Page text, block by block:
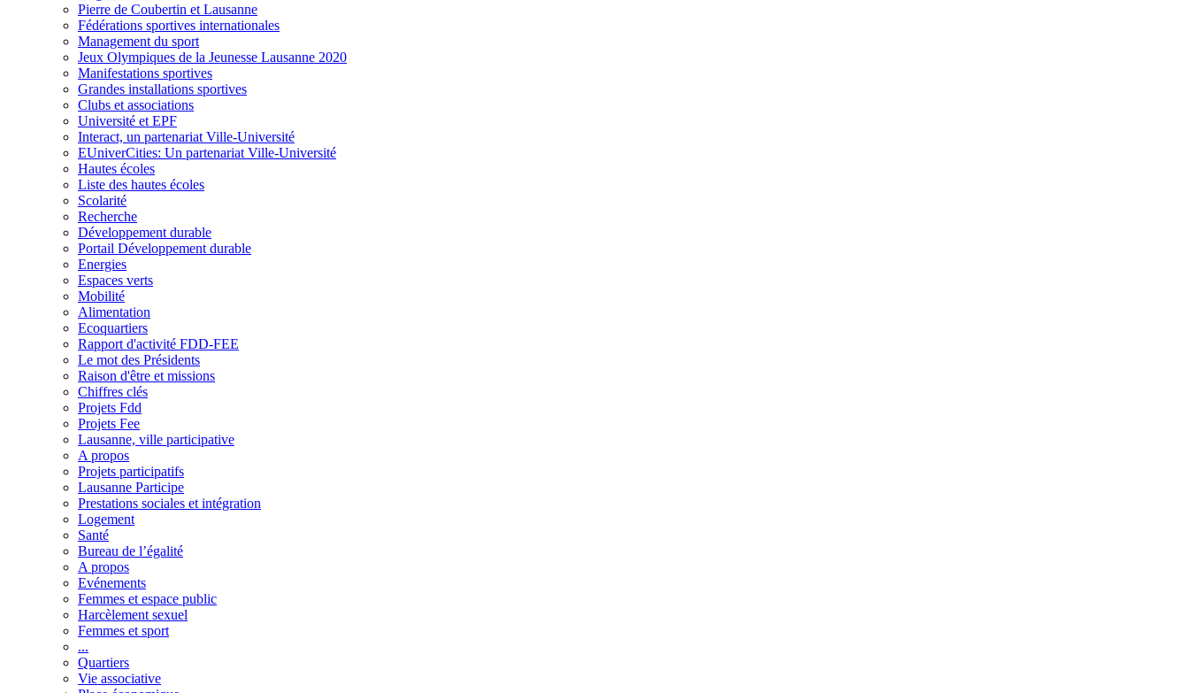
Pierre de Coubertin et Lausanne
Fédérations sportives internationales
Management du sport
Jeux Olympiques de la Jeunesse Lausanne 2020
Manifestations sportives
Grandes installations sportives
Clubs et associations
Université et EPF
Interact, un partenariat Ville-Université
EUniverCities: Un partenariat Ville-Université
Hautes écoles
Liste des hautes écoles
Scolarité
Recherche
Développement durable
Portail Développement durable
Energies
Espaces verts
Mobilité
Alimentation
Ecoquartiers
Rapport d'activité FDD-FEE
Le mot des Présidents
Raison d'être et missions
Chiffres clés
Projets Fdd
Projets Fee
Lausanne, ville participative
A propos
Projets participatifs
Lausanne Participe
Prestations sociales et intégration
Logement
Santé
Bureau de l’égalité
A propos
Evénements
Femmes et espace public
Harcèlement sexuel
Femmes et sport
...
Quartiers
Vie associative